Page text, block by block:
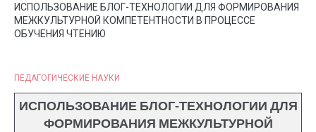
ИСПОЛЬЗОВАНИЕ БЛОГ-ТЕХНОЛОГИИ ДЛЯ ФОРМИРОВАНИЯ
МЕЖКУЛЬТУРНОЙ КОМПЕТЕНТНОСТИ В ПРОЦЕССЕ
ОБУЧЕНИЯ ЧТЕНИЮ
ПЕДАГОГИЧЕСКИЕ НАУКИ
ИСПОЛЬЗОВАНИЕ БЛОГ-ТЕХНОЛОГИИ ДЛЯ
ФОРМИРОВАНИЯ МЕЖКУЛЬТУРНОЙ